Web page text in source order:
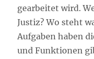
gearbeitet wird.
Justiz? Wo steht
Aufgaben haben
und Funktionen